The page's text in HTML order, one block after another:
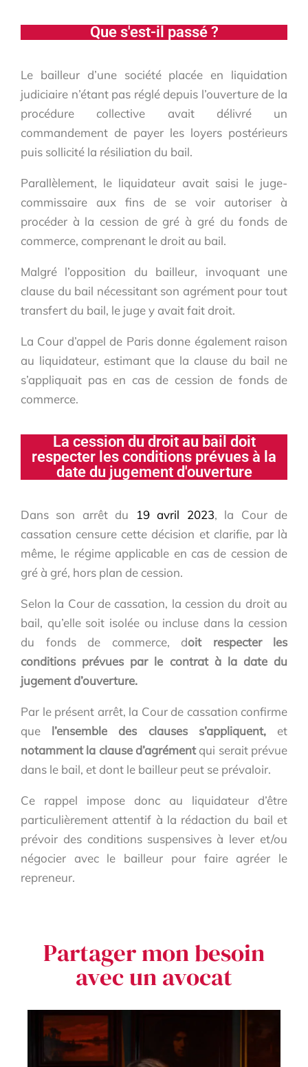
Que s'est-il passé ?
Le bailleur d’une société placée en liquidation
judiciaire n’étant pas réglé depuis l’ouverture de la
procédure collective avait délivré un
commandement de payer les loyers postérieurs
puis sollicité la résiliation du bail.
Parallèlement, le liquidateur avait saisi le juge-
commissaire aux fins de se voir autoriser à
procéder à la cession de gré à gré du fonds de
commerce, comprenant le droit au bail.
Malgré l’opposition du bailleur, invoquant une
clause du bail nécessitant son agrément pour tout
transfert du bail, le juge y avait fait droit.
La Cour d’appel de Paris donne également raison
au liquidateur, estimant que la clause du bail ne
s’appliquait pas en cas de cession de fonds de
commerce.
La cession du droit au bail doit
respecter les conditions prévues à la
date du jugement d'ouverture
Dans son arrêt du 19 avril 2023, la Cour de
cassation censure cette décision et clarifie, par là
même, le régime applicable en cas de cession de
gré à gré, hors plan de cession.
Selon la Cour de cassation, la cession du droit au
bail, qu’elle soit isolée ou incluse dans la cession
du fonds de commerce, doit respecter les
conditions prévues par le contrat à la date du
jugement d’ouverture.
Par le présent arrêt, la Cour de cassation confirme
que l’ensemble des clauses s’appliquent,et
notamment la clause d’agrémentqui serait prévue
dans le bail, et dont le bailleur peut se prévaloir.
Ce rappel impose donc au liquidateur d’être
particulièrement attentif à la rédaction du bail et
prévoir des conditions suspensives à lever et/ou
négocier avec le bailleur pour faire agréer le
repreneur.
Partager mon besoin
avec un avocat